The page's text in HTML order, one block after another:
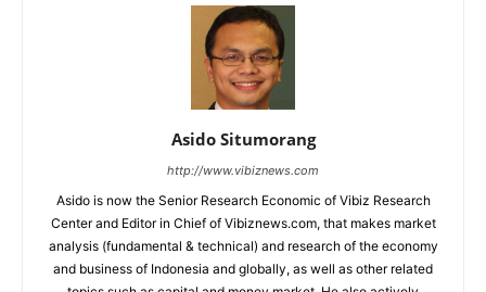
Asido Situmorang
http://www.vibiznews.com
Asido is now the Senior Research Economic of Vibiz Research
Center and Editor in Chief of Vibiznews.com, that makes market
analysis (fundamental & technical) and research of the economy
and business of Indonesia and globally, as well as other related